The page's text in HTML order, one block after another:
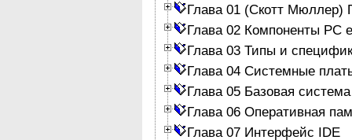
Глава 01 (Скотт Мюллер)
Глава 02 Компоненты PC
Глава 03 Типы и
Глава 04 Системные
Глава 05 Базовая
Глава 06 Оперативная
Глава 07 Интерфейс IDE